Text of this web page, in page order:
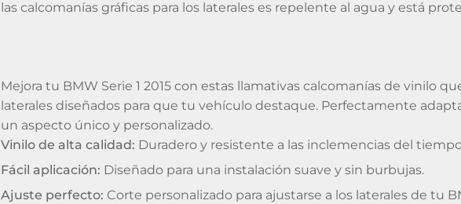
las calcomanías gráficas para los laterales es repelente al agua y está
Mejora tu BMW Serie 1 2015 con estas llamativas calcomanías de vinilo
laterales diseñados para que tu vehículo destaque. Perfectamente
un aspecto único y personalizado.
Vinilo de alta calidad: Duradero y resistente a las inclemencias del
Fácil aplicación: Diseñado para una instalación suave y sin burbujas.
Ajuste perfecto: Corte personalizado para ajustarse a los laterales de tu